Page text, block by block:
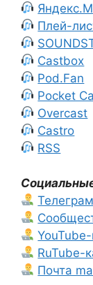
Плей-
Castbox
Pod.Fan
Pocket
Overcast
Castro
RSS
RuTube-
Почта